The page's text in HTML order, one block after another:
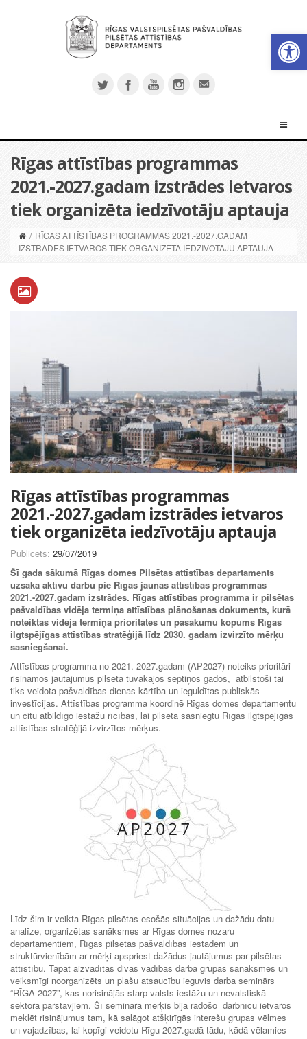
Rīgas attīstības programmas
2021.-2027.gadam izstrādes ietvaros
tiek organizēta iedzīvotāju aptauja
/ RĪGAS ATTĪSTĪBAS PROGRAMMAS 2021.-2027.GADAM
IZSTRĀDES IETVAROS TIEK ORGANIZĒTA IEDZĪVOTĀJU APTAUJA
Rīgas attīstības programmas
2021.-2027.gadam izstrādes ietvaros
tiek organizēta iedzīvotāju aptauja
Publicēts: 29/07/2019
Šī gada sākumā Rīgas domes Pilsētas attīstības departaments
uzsāka aktīvu darbu pie Rīgas jaunās attīstības programmas
2021.-2027.gadam izstrādes. Rīgas attīstības programma ir pilsētas
pašvaldības vidēja termiņa attīstības plānošanas dokuments, kurā
noteiktas vidēja termiņa prioritātes un pasākumu kopums Rīgas
ilgtspējīgas attīstības stratēģijā līdz 2030. gadam izvirzīto mērķu
sasniegšanai.
Attīstības programma no 2021.-2027.gadam (AP2027) noteiks prioritāri
risināmos jautājumus pilsētā tuvākajos septiņos gados, atbilstoši tai
tiks veidota pašvaldības dienas kārtība un ieguldītas publiskās
investīcijas. Attīstības programma koordinē Rīgas domes departamentu
un citu atbildīgo iestāžu rīcības, lai pilsēta sasniegtu Rīgas ilgtspējīgas
attīstības stratēģijā izvirzītos mērķus.
Līdz šim ir veikta Rīgas pilsētas esošās situācijas un dažādu datu
analīze, organizētas sanāksmes ar Rīgas domes nozaru
departamentiem, Rīgas pilsētas pašvaldības iestādēm un
struktūrvienībām ar mērķi apspriest dažādus jautājumus par pilsētas
attīstību. Tāpat aizvadītas divas vadības darba grupas sanāksmes un
veiksmīgi noorganizēts un plašu atsaucību ieguvis darba seminārs
“RĪGA 2027”, kas norisinājās starp valsts iestāžu un nevalstiskā
sektora pārstāvjiem. Šī semināra mērķis bija radošo darbnīcu ietvaros
meklēt risinājumus tam, kā salāgot atšķirīgās interešu grupas vēlmes
un vajadzības, lai kopīgi veidotu Rīgu 2027.gadā tādu, kādā vēlamies